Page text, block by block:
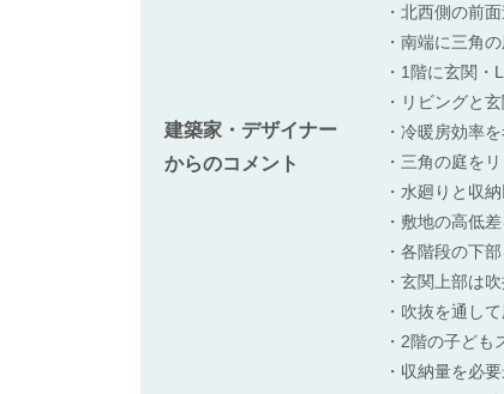
建築家・デザイナー
からのコメント
・北西側の前
・南端に三角
・1階に玄関・
・リビングと
・冷暖房効率
・三角の庭を
・水廻りと収
・敷地の高低
・各階段の下
・玄関上部は
・吹抜を通し
・2階の子ど
・収納量を必